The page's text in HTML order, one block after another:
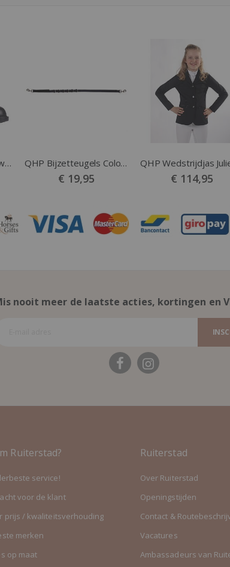
QHP Jodhpurs Tulsa zwart QHP Bijzetteugels Color zwart
€ 19,95 € 114,95
nooit meer de laatste acties, kortingen en
Ruiterstad?
service!
voor de klant
prijs / kwaliteitsverhouding
merken
op maat
Ruiterstad
Over Ruiterstad
Openingstijden
Contact &
Vacatures
Ambassadeurs van